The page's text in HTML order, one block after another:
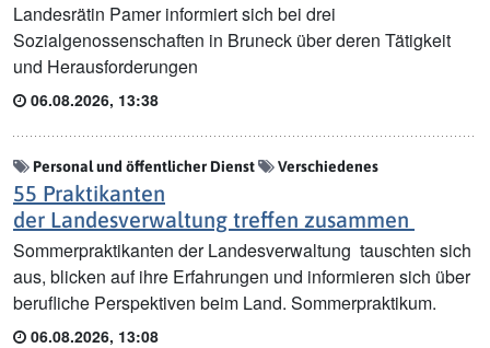
Landesrätin Pamer informiert sich bei drei
Sozialgenossenschaften in Bruneck über deren Tätigkeit
und Herausforderungen
06.08.2026, 13:38
Personal und öffentlicher Dienst Verschiedenes
55 Praktikanten
der Landesverwaltung treffen zusammen
Sommerpraktikanten der Landesverwaltung tauschten sich
aus, blicken auf ihre Erfahrungen und informieren sich über
berufliche Perspektiven beim Land. Sommerpraktikum.
06.08.2026, 13:08